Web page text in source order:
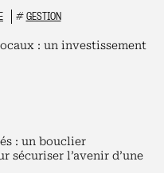
# GESTION
: un investissement
: un bouclier
sécuriser l’avenir d’une